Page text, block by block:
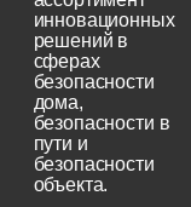
инновационных
решений в
сферах
безопасности
дома,
безопасности в
пути и
безопасности
объекта.